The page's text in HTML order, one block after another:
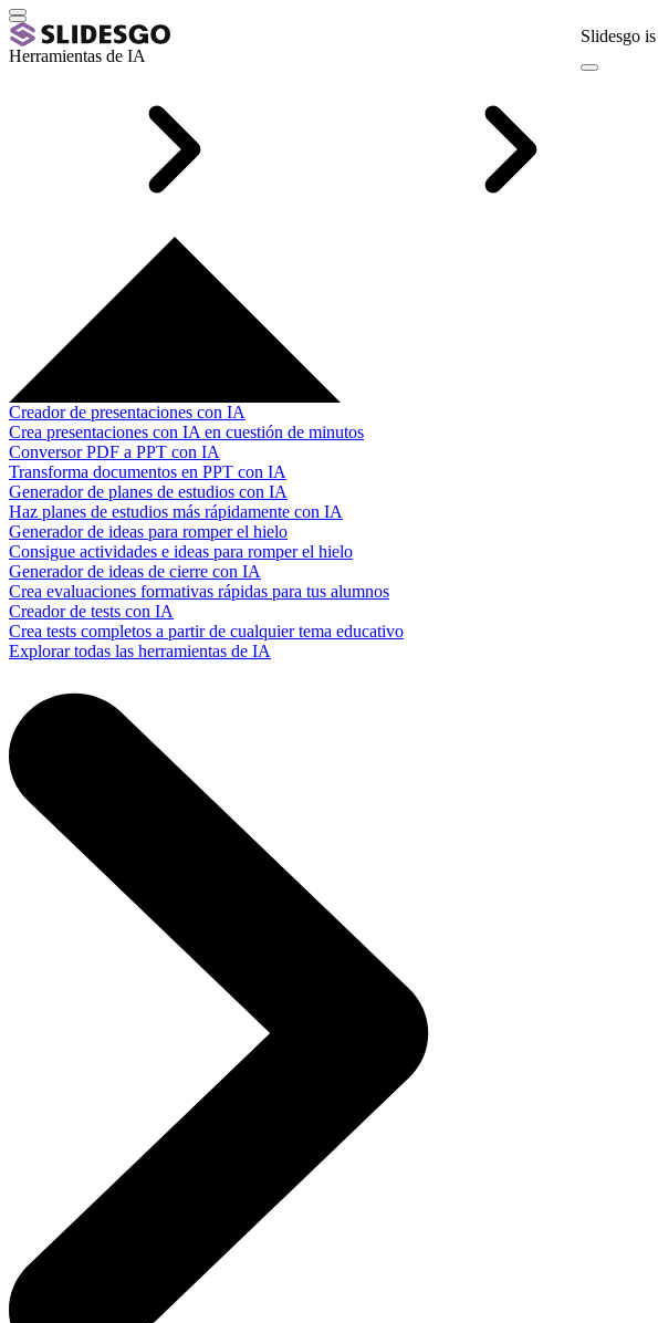
Slidesgo
Herramientas de IA
Creador de presentaciones con IA
Crea presentaciones con IA en cuestión de minutos
Conversor PDF a PPT con IA
Transforma documentos en PPT con IA
Generador de planes de estudios con IA
Haz planes de estudios más rápidamente con IA
Generador de ideas para romper el hielo
Consigue actividades e ideas para romper el hielo
Generador de ideas de cierre con IA
Crea evaluaciones formativas rápidas para tus alumnos
Creador de tests con IA
Crea tests completos a partir de cualquier tema educativo
Explorar todas las herramientas de IA